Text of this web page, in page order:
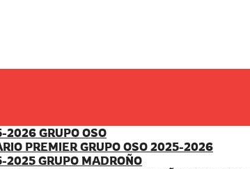
2026 GRUPO OSO
PREMIER GRUPO OSO 2025-2026
2025 GRUPO MADROÑO